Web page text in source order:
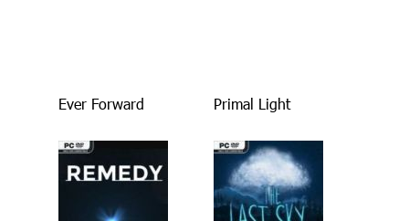
Ever Forward Primal Light